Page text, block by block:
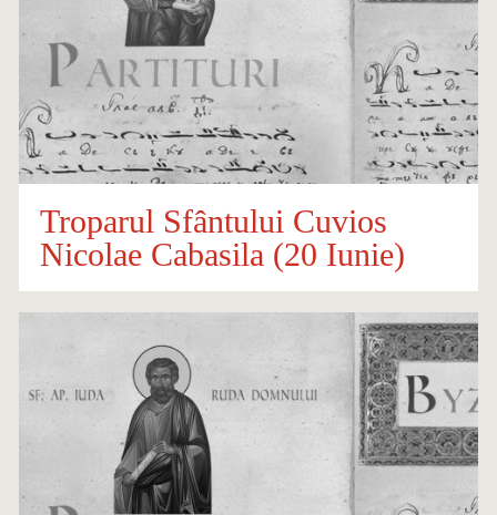
Troparul Sfântului Cuvios
Nicolae Cabasila (20 Iunie)